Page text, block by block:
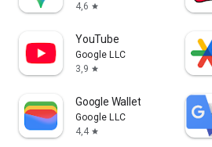
4,6 star
YouTube
Google LLC
3,9 star
Google Wallet
Google LLC
4,4 star